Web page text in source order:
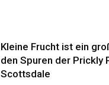
Kleine Frucht ist ein
den Spuren der Prickly
Scottsdale